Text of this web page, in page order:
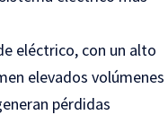
eléctrico, con un alto
elevados volúmenes
pérdidas